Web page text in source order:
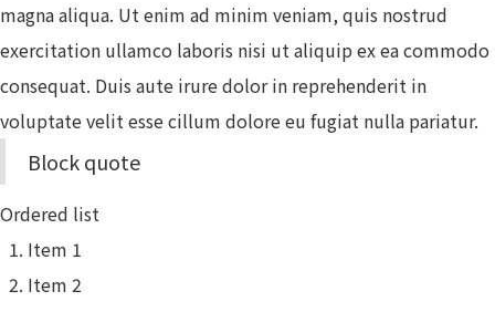
magna aliqua. Ut enim ad minim veniam, quis nostrud
exercitation ullamco laboris nisi ut aliquip ex ea commodo
consequat. Duis aute irure dolor in reprehenderit in
voluptate velit esse cillum dolore eu fugiat nulla pariatur.
Block quote
Ordered list
Item 1
Item 2